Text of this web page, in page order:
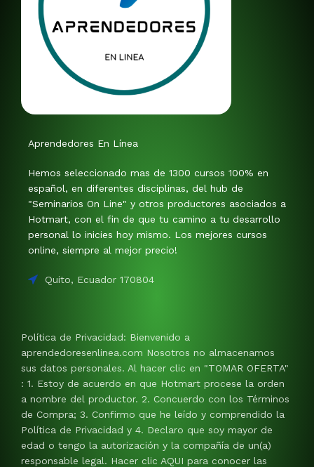
Aprendedores En Línea
Hemos seleccionado mas de 1300 cursos 100% en
español, en diferentes disciplinas, del hub de
"Seminarios On Line" y otros productores asociados a
Hotmart, con el fin de que tu camino a tu desarrollo
personal lo inicies hoy mismo. Los mejores cursos
online, siempre al mejor precio!
Quito, Ecuador 170804
Política de Privacidad: Bienvenido a
aprendedoresenlinea.com Nosotros no almacenamos
sus datos personales. Al hacer clic en "TOMAR OFERTA"
: 1. Estoy de acuerdo en que Hotmart procese la orden
a nombre del productor. 2. Concuerdo con los Términos
de Compra; 3. Confirmo que he leído y comprendido la
Política de Privacidad y 4. Declaro que soy mayor de
edad o tengo la autorización y la compañía de un(a)
responsable legal. Hacer clic AQUI para conocer las